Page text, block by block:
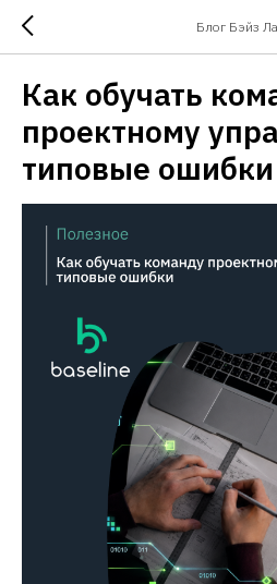
Блог Бэйз
Как обучать
проектному
типовые ошибки